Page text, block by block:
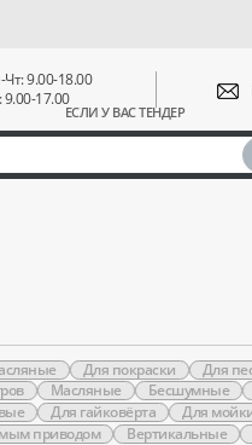
ЕСЛИ У ВАС ТЕНДЕР
9.00-18.00
9.00-17.00
Для покраски Для
Масляные Бесшумные
Для гайковёрта Для
приводом Вертикальные